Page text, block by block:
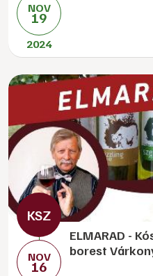
NOV
19
2024
NOV
16
ELMARAD -
borest